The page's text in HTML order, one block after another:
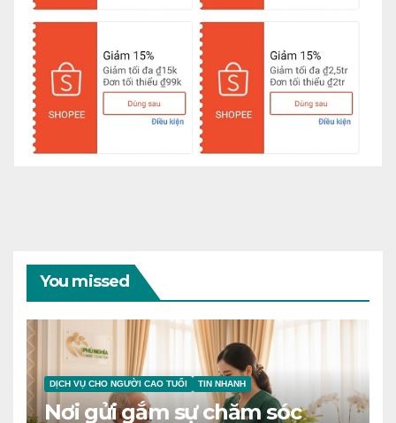
You missed
DỊCH VỤ CHO NGƯỜI CAO TUỔI TIN NHANH
Nơi gửi gắm sự chăm sóc